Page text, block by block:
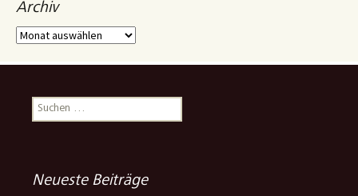
Archiv
Archiv
Suchen
nach:
Neueste Beiträge